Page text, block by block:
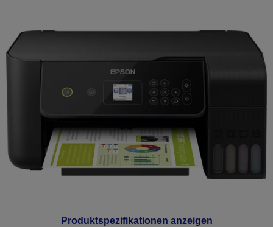
Produktspezifikationen anzeigen